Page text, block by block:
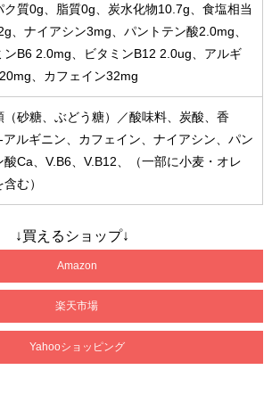
ク質0g、脂質0g、炭水化物10.7g、食塩相当
、ナイアシン3mg、パントテン酸2.0mg、
ンB6 2.0mg、ビタミンB12 2.0ug、アルギ
、カフェイン32mg
（砂糖、ぶどう糖）／酸味料、炭酸、香
アルギニン、カフェイン、ナイアシン、パン
酸Ca、V.B6、V.B12、（一部に小麦・オレ
む）
↓買えるショップ↓
Amazon
楽天市場
Yahooショッピング